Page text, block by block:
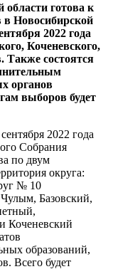
готова к
в Новосибирской
2022 года
Коченевского,
Также состоятся
органов
выборов будет
2022 года
Собрания
по двум
округа:
№ 10
Базовский,
Коченевский
образований,
Всего будет